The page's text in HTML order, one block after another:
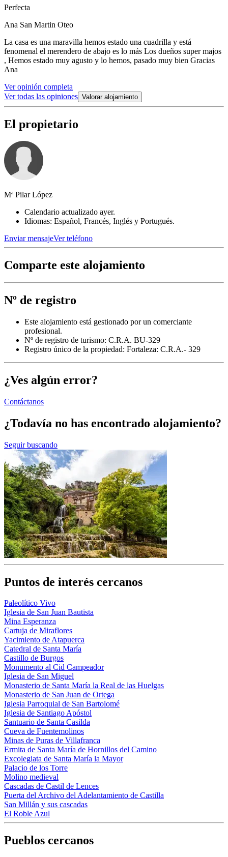
Perfecta
Ana San Martin Oteo
La casa es una maravilla hemos estado una cuadrilla y está
fenomenal el merendero de abajo es lo más Los dueños super majos
, Hemos estado muy agusto y lo hemos, pasado muy bien Gracias
Ana
Ver opinión completa
Ver todas las opiniones Valorar alojamiento
El propietario
Mª Pilar López
Calendario actualizado ayer.
Idiomas: Español, Francés, Inglés y Portugués.
Enviar mensajeVer teléfono
Comparte este alojamiento
Nº de registro
Este alojamiento está gestionado por un comerciante
profesional.
Nº de registro de turismo: C.R.A. BU-329
Registro único de la propiedad: Fortaleza: C.R.A.- 329
¿Ves algún error?
Contáctanos
¿Todavía no has encontrado alojamiento?
Seguir buscando
Puntos de interés cercanos
Paleolítico Vivo
Iglesia de San Juan Bautista
Mina Esperanza
Cartuja de Miraflores
Yacimiento de Atapuerca
Catedral de Santa María
Castillo de Burgos
Monumento al Cid Campeador
Iglesia de San Miguel
Monasterio de Santa María la Real de las Huelgas
Monasterio de San Juan de Ortega
Iglesia Parroquial de San Bartolomé
Iglesia de Santiago Apóstol
Santuario de Santa Casilda
Cueva de Fuentemolinos
Minas de Puras de Villafranca
Ermita de Santa María de Hornillos del Camino
Excolegiata de Santa María la Mayor
Palacio de los Torre
Molino medieval
Cascadas de Castil de Lences
Puerta del Archivo del Adelantamiento de Castilla
San Millán y sus cascadas
El Roble Azul
Pueblos cercanos